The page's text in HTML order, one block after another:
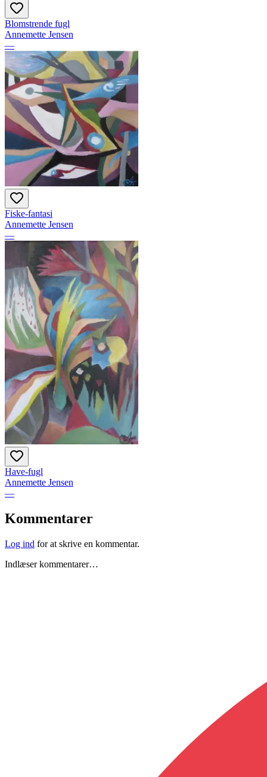
Blomstrende fugl
Annemette Jensen
—
Fiske-fantasi
Annemette Jensen
—
Have-fugl
Annemette Jensen
—
Kommentarer
Log ind for at skrive en kommentar.
Indlæser kommentarer…